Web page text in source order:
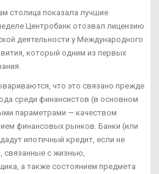
столица показала лучшие
Центробанк отозвал лицензию
деятельности у Международного
который одним из первых
что это связано прежде
среди финансистов (в основном
параметрами — качеством
финансовых рынков. Банки (или
ипотечный кредит, если не
связанные с жизнью,
а также состоянием предмета